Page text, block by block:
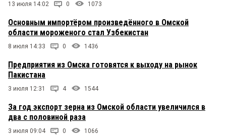
13 июля 14:02 0 1073
Основным импортёром произведённого в Омской
области мороженого стал Узбекистан
8 июля 14:33 0 1436
Предприятия из Омска готовятся к выходу на рынок
Пакистана
3 июля 12:31 4 1544
За год экспорт зерна из Омской области увеличился в
два с половиной раза
3 июля 09:04 0 1066